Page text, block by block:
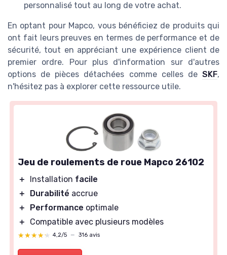
personnalisé tout au long de votre achat.
En optant pour Mapco, vous bénéficiez de produits qui
ont fait leurs preuves en termes de performance et de
sécurité, tout en appréciant une expérience client de
premier ordre. Pour plus d'information sur d'autres
options de pièces détachées comme celles de SKF,
n'hésitez pas à explorer cette ressource utile.
Jeu de roulements de roue Mapco 26102
＋ Installation facile
＋
Durabilité accrue
＋
Performance optimale
＋
Compatible avec plusieurs modèles
★★★★★
★★★★★ 4,2/5 — 316 avis